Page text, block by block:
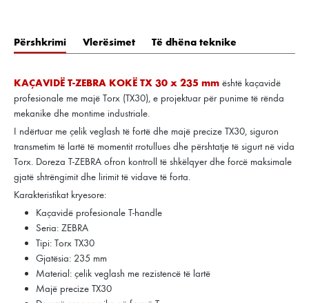
Përshkrimi Vlerësimet Të dhëna teknike
KAÇAVIDË T-ZEBRA KOKË TX 30 x 235 mm është kaçavidë
profesionale me majë Torx (TX30), e projektuar për punime të rënda
mekanike dhe montime industriale.
I ndërtuar me çelik veglash të fortë dhe majë precize TX30, siguron
transmetim të lartë të momentit rrotullues dhe përshtatje të sigurt në vida
Torx. Doreza T-ZEBRA ofron kontroll të shkëlqyer dhe forcë maksimale
gjatë shtrëngimit dhe lirimit të vidave të forta.
Karakteristikat kryesore:
Kaçavidë profesionale T-handle
Seria: ZEBRA
Tipi: Torx TX30
Gjatësia: 235 mm
Material: çelik veglash me rezistencë të lartë
Majë precize TX30